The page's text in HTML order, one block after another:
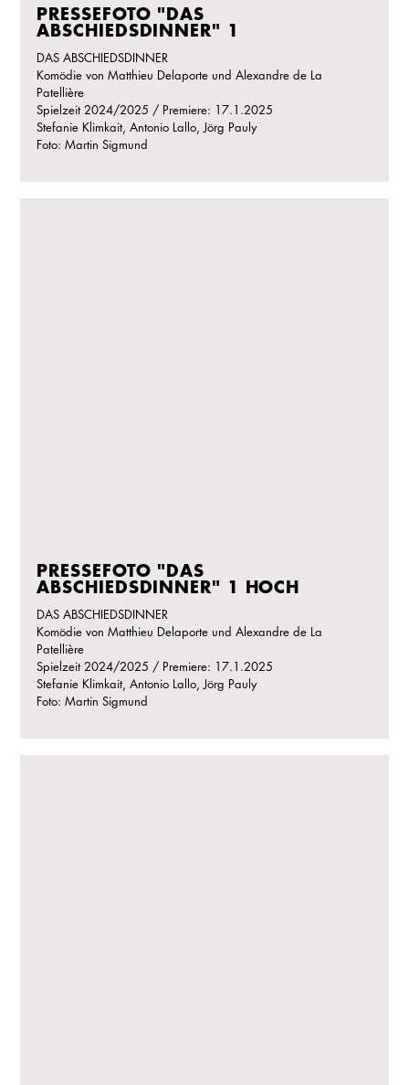
PRESSEFOTO "DAS
ABSCHIEDSDINNER" 1
DAS ABSCHIEDSDINNER
Komödie von Matthieu Delaporte und Alexandre de La
Patellière
Spielzeit 2024/2025 / Premiere: 17.1.2025
Stefanie Klimkait, Antonio Lallo, Jörg Pauly
Foto: Martin Sigmund
PRESSEFOTO "DAS
ABSCHIEDSDINNER" 1 HOCH
DAS ABSCHIEDSDINNER
Komödie von Matthieu Delaporte und Alexandre de La
Patellière
Spielzeit 2024/2025 / Premiere: 17.1.2025
Stefanie Klimkait, Antonio Lallo, Jörg Pauly
Foto: Martin Sigmund